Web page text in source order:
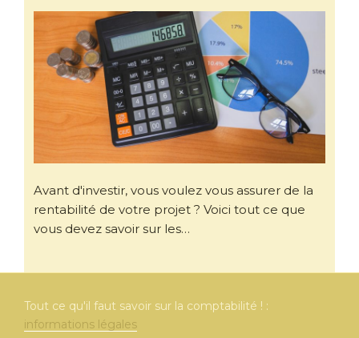
Avant d'investir, vous voulez vous assurer de la
rentabilité de votre projet ? Voici tout ce que
vous devez savoir sur les…
Tout ce qu'il faut savoir sur la comptabilité ! :
informations légales